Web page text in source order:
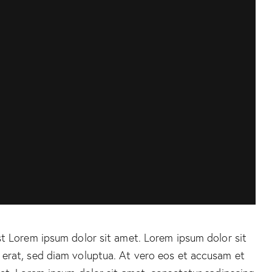
ipsum dolor sit amet. Lorem ipsum dolor sit
sed diam voluptua. At vero eos et accusam et